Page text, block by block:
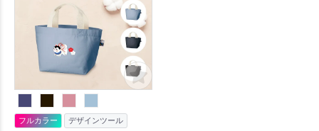
ティが出来上がります。販促
品やノベルティはもちろん、
ファングッズや物販品として
も人気の高いアイテムです。※
エコマーク付
フルカラー デザインツール